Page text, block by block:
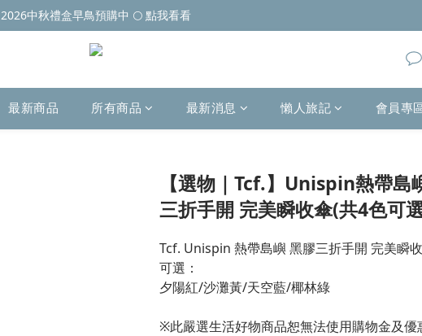
2026中秋禮盒早鳥預購中 🌕 點我看看
最新商品 所有商品 最新消息 懶人旅記 會員專
【選物｜Tcf.】Unispin熱帶島
三折手開 完美瞬收傘(共4色可
Tcf. Unispin 熱帶島嶼 黑膠三折手開 完美瞬
可選：
夕陽紅/沙灘黃/天空藍/椰林綠
※此嚴選生活好物商品恕無法使用購物金及優